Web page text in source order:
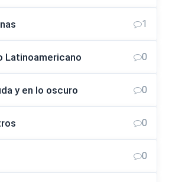
1
Latinoamericano 0
y en lo oscuro 0
0
0